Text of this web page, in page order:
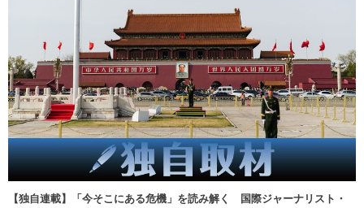
【独自連載】「今そこにある危機」を読み解く 国際ジャーナリスト・